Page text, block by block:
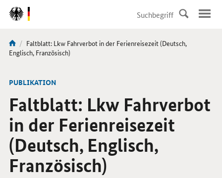
DirektZu:
Navigation
Sie
sind
Aktuelle
Seite:
Faltblatt: Lkw Fahrverbot in der Ferienreisezeit (Deutsch,
Englisch, Französisch)
PUBLIKATION
Faltblatt: Lkw Fahrverbot
in der Ferienreisezeit
(Deutsch, Englisch,
Französisch)